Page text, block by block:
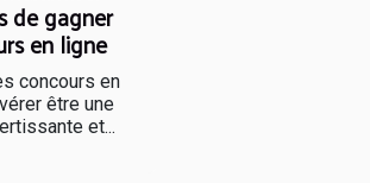
de gagner
en ligne
concours en
être une
et...